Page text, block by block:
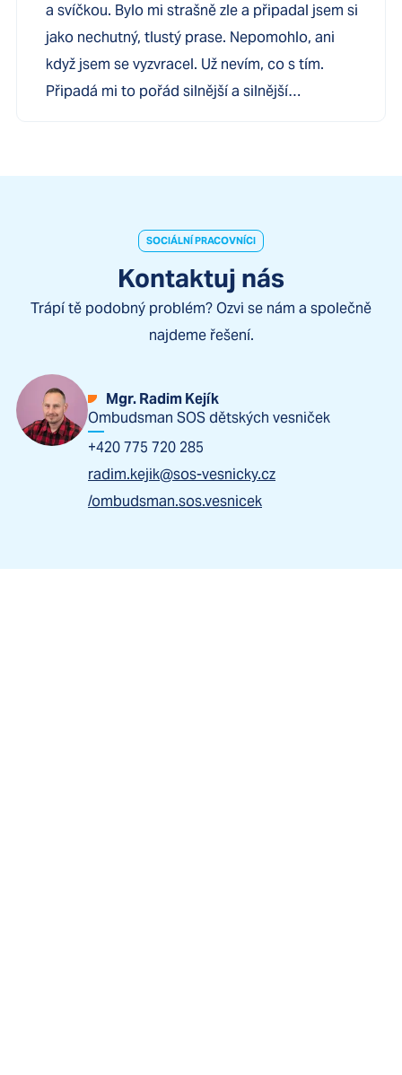
a svíčkou. Bylo mi strašně zle a připadal jsem si
jako nechutný, tlustý prase. Nepomohlo, ani
když jsem se vyzvracel. Už nevím, co s tím.
Připadá mi to pořád silnější a silnější…
SOCIÁLNÍ PRACOVNÍCI
Kontaktuj nás
Trápí tě podobný problém? Ozvi se nám a společně
najdeme řešení.
Mgr. Radim Kejík
Ombudsman SOS dětských vesniček
+420 775 720 285
radim.kejik@sos-vesnicky.cz
/ombudsman.sos.vesnicek